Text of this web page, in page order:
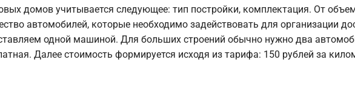
домов учитывается следующее: тип постройки, комплектация. От
автомобилей, которые необходимо задействовать для организации
одной машиной. Для больших строений обычно нужно два
Далее стоимость формируется исходя из тарифа: 150 рублей за